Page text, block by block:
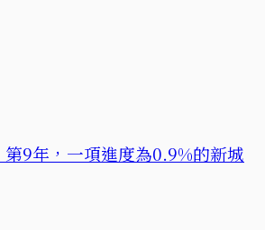
9年，一項進度為0.9%的新城